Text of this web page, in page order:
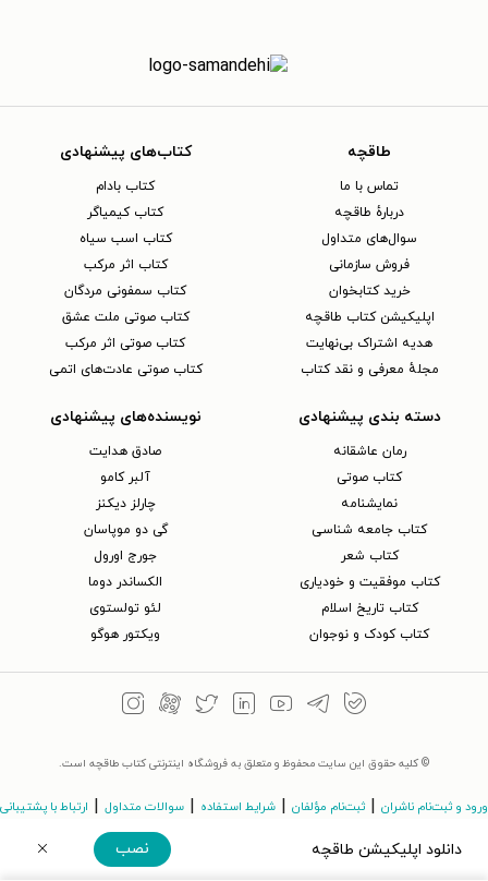
دانلود اپلیکیشن طاقچه نصب
طاقچه
تماس با ما
دربارهٔ طاقچه
سوال‌های متداول
فروش سازمانی
خرید کتابخوان
اپلیکیشن کتاب طاقچه
هدیه اشتراک بی‌نهایت
مجلهٔ معرفی و نقد کتاب
کتاب‌های پیشنهادی
کتاب بادام
کتاب کیمیاگر
کتاب اسب سیاه
کتاب اثر مرکب
کتاب سمفونی مردگان
کتاب صوتی ملت عشق
کتاب صوتی اثر مرکب
کتاب صوتی عادت‌های اتمی
دسته بندی پیشنهادی
رمان عاشقانه
کتاب‌ صوتی
نمایشنامه
کتاب جامعه شناسی
کتاب شعر
کتاب موفقیت و خودیاری
کتاب تاریخ اسلام
کتاب کودک و نوجوان
نویسنده‌های پیشنهادی
صادق هدایت
آلبر کامو
چارلز دیکنز
گی دو موپاسان
جورج اورول
الکساندر دوما
لئو تولستوی
ویکتور هوگو
© کلیه حقوق این سایت محفوظ و متعلق به فروشگاه اینترنتی کتاب طاقچه است.
ورود و ثبت‌نام ناشران | ثبت‌نام مؤلفان | شرایط استفاده | سوالات متداول | ارتباط با پشتیبانی
©Taaghche.com 3.243.11